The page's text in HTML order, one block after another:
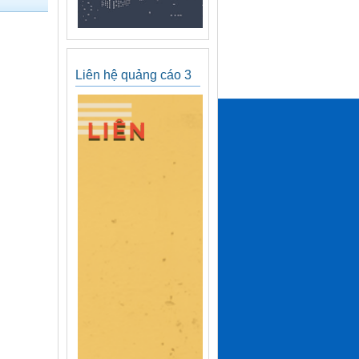
Liên hệ quảng cáo 3